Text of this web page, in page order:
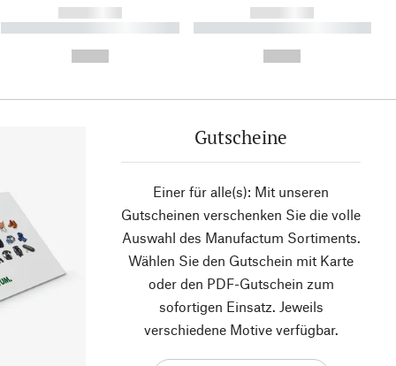
------------
----------- ----------- ----------
------------
----------- ----------- ----------
Gutscheine
Einer für alle(s): Mit unseren
Gutscheinen verschenken Sie die volle
Auswahl des Manufactum Sortiments.
Wählen Sie den Gutschein mit Karte
oder den PDF-Gutschein zum
sofortigen Einsatz. Jeweils
verschiedene Motive verfügbar.